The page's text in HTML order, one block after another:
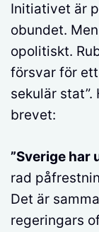
Initiativet är
obundet.
opolitiskt.
försvar för
sekulär
brevet:
”Sverige har
rad
Det är
regeringars